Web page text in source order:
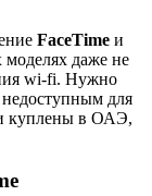
FaceTime и
моделях даже не
wi-fi. Нужно
недоступным для
куплены в ОАЭ,